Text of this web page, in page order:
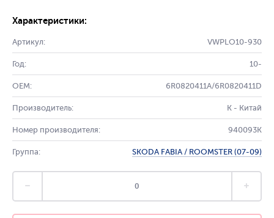
Характеристики:
Артикул: VWPLO10-930
Год: 10-
OEM: 6R0820411A/6R0820411D
Производитель: K - Китай
Номер производителя: 940093K
Группа: SKODA FABIA / ROOMSTER (07-09)